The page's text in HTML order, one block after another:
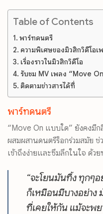
Table of Contents
พาร์ทดนตรี
ความพิเศษของมิวสิกวิดีโอเ
เรื่องราวในมิวสิกวิดีโอ
รับชม MV เพลง “Move
ติดตามข่าวสารได้ที่
พาร์ทดนตรี
“Move On แบบใด” ยังคง
ผสมผสานดนตรีร็อกร่วมสมัย
เข้าถึงง่ายและซึมลึกในใจ ด้ว
“จะโยนมันทิ้ง ทุกๆ
ก็เหมือนมีบางอย่าง
ที่เคยให้กัน แม้จะพ